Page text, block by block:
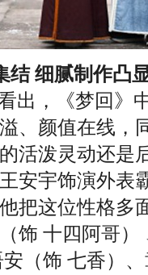
结 细腻制作凸
，《梦回》
、颜值在线，
活泼灵动还是
安宇饰演外表
把这位性格多
饰 十四阿哥
（饰 七香）